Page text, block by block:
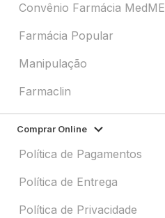
Convênio Farmácia MedME
Farmácia Popular
Manipulação
Farmaclin
Comprar Online
Política de Pagamentos
Política de Entrega
Política de Privacidade